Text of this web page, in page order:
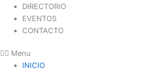
DIRECTORIO
EVENTOS
CONTACTO
Menu
INICIO